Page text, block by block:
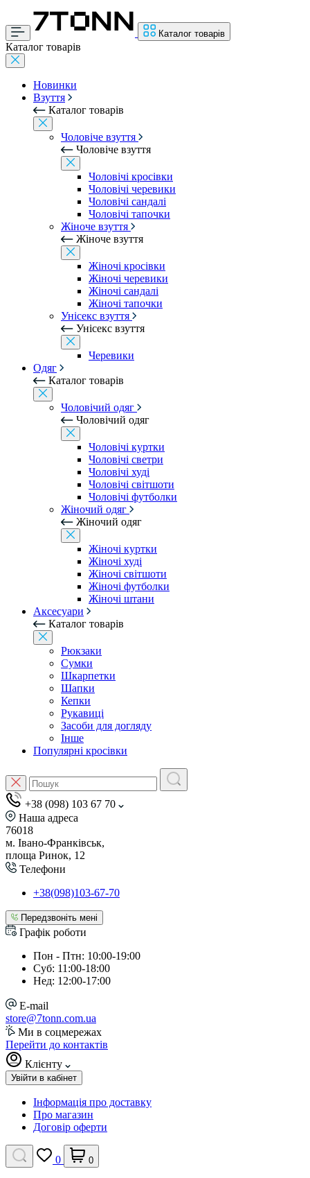
Каталог товарів
Каталог товарів
Новинки
Взуття
Каталог товарів
Чоловіче взуття
Чоловіче взуття
Чоловічі кросівки
Чоловічі черевики
Чоловічі сандалі
Чоловічі тапочки
Жіноче взуття
Жіноче взуття
Жіночі кросівки
Жіночі черевики
Жіночі сандалі
Жіночі тапочки
Унісекс взуття
Унісекс взуття
Черевики
Одяг
Каталог товарів
Чоловічий одяг
Чоловічий одяг
Чоловічі куртки
Чоловічі светри
Чоловічі худі
Чоловічі світшоти
Чоловічі футболки
Жіночий одяг
Жіночий одяг
Жіночі куртки
Жіночі худі
Жіночі світшоти
Жіночі футболки
Жіночі штани
Аксесуари
Каталог товарів
Рюкзаки
Сумки
Шкарпетки
Шапки
Кепки
Рукавиці
Засоби для догляду
Інше
Популярні кросівки
+38 (098) 103 67 70
Наша адреса
76018
м. Івано-Франківськ,
площа Ринок, 12
Телефони
+38(098)103-67-70
Передзвоніть мені
Графік роботи
Пон - Птн: 10:00-19:00
Суб: 11:00-18:00
Нед: 12:00-17:00
E-mail
store@7tonn.com.ua
Ми в соцмережах
Перейти до контактів
Клієнту
Увійти в кабінет
Інформація про доставку
Про магазин
Договір оферти
0 0